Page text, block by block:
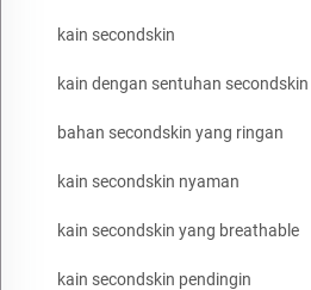
kain secondskin
kain dengan sentuhan secondskin
bahan secondskin yang ringan
kain secondskin nyaman
kain secondskin yang breathable
kain secondskin pendingin